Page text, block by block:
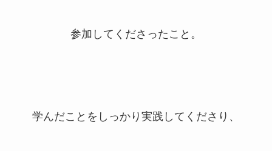
参加してくださったこと。
学んだことをしっかり実践してくださり、